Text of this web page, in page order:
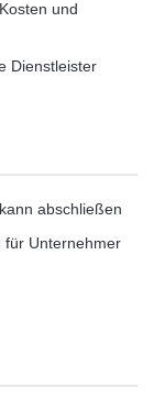
und
Dienstleister
abschließen
für Unternehmer